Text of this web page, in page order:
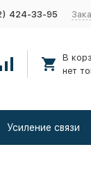
424-33-95
В
нет
Усиление связи